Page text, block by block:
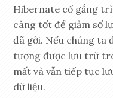
Hibernate cố gắng trì
càng tốt để giảm số
đã gởi. Nếu chúng ta
tượng được lưu trữ
mất và vẫn tiếp tục
dữ liệu.